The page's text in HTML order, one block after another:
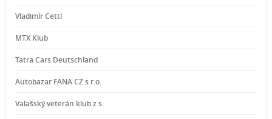
Vladimír Cettl
MTX Klub
Tatra Cars Deutschland
Autobazar FANA CZ s.r.o.
Valašský veterán klub z.s.